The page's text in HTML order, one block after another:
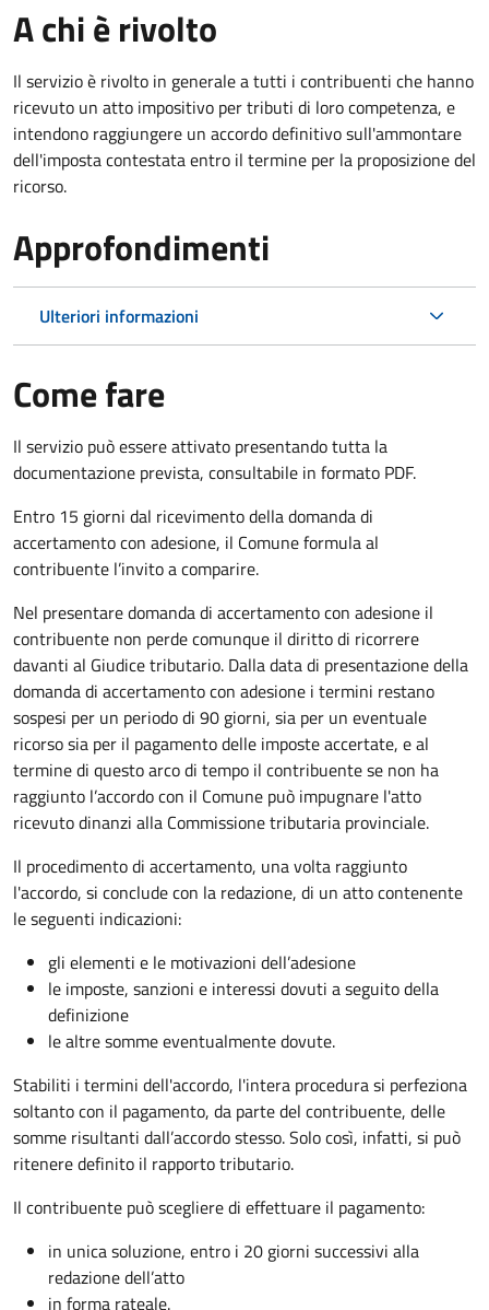
A chi è rivolto
Il servizioè rivolto in generale a tutti i contribuenti che hanno
ricevuto un atto impositivo per tributi di loro competenza, e
intendono raggiungere un accordo definitivo sull'ammontare
dell'imposta contestata entro il termine per la proposizione del
ricorso.
Approfondimenti
Ulteriori informazioni
Come fare
Il servizio può essere attivato presentando tutta la
documentazione prevista, consultabile in formato PDF.
Entro 15 giorni dal ricevimento della domanda di
accertamento con adesione, il Comune formula al
contribuente l’invito a comparire.
Nel presentare domanda di accertamento con adesione il
contribuente non perde comunque il diritto di ricorrere
davanti al Giudice tributario. Dalla data di presentazione della
domanda di accertamento con adesione i termini restano
sospesi per un periodo di 90 giorni, sia per un eventuale
ricorso sia per il pagamento delle imposte accertate, e al
termine di questo arco di tempo il contribuente se non ha
raggiunto l’accordo con il Comune può impugnare l'atto
ricevuto dinanzi alla Commissione tributaria provinciale.
Il procedimento di accertamento, una volta raggiunto
l'accordo, si conclude con la redazione, di un atto contenente
le seguenti indicazioni:
gli elementi e le motivazioni dell’adesione
le imposte, sanzioni e interessi dovuti a seguito della
definizione
le altre somme eventualmente dovute.
Stabiliti i termini dell'accordo, l'intera procedura si perfeziona
soltanto con il pagamento, da parte del contribuente, delle
somme risultanti dall’accordo stesso. Solo così, infatti, si può
ritenere definito il rapporto tributario.
Il contribuente può scegliere di effettuare il pagamento:
in unica soluzione, entro i 20 giorni successivi alla
redazione dell’atto
in forma rateale.